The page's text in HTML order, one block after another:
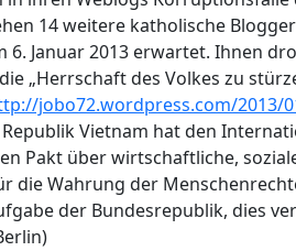
14 weitere katholische
6. Januar 2013 erwartet. Ihnen
„Herrschaft des Volkes zu
jobo72.wordpress.com/2013/
Republik Vietnam hat den
Pakt über wirtschaftliche,
die Wahrung der
der Bundesrepublik, dies